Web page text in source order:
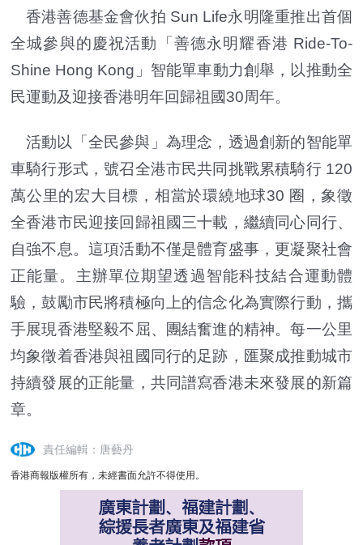
香港善德基金會伙拍 Sun Life永明隆重推出首個
全城參與的慶祝活動「善德永明耀香港 Ride-To-
Shine Hong Kong」智能單車動力創舉，以推動全
民運動及迎接香港明年回歸祖國30周年。
活動以「全民參與」為理念，透過創新的智能單
車騎行形式，號召全港市民共同挑戰累積騎行 120
萬公里的宏大目標，相當於環繞地球30 圈，象徵
全香港市民迎接回歸祖國三十載，繼續同心同行、
自強不息。這項活動不僅是體育盛事，更凝聚社會
正能量。主辦單位期望透過智能科技結合運動體
驗，鼓勵市民將積極向上的信念化為實際行動，攜
手展現香港堅毅不屈、團結奮進的精神。每一公里
均象徵着香港與祖國同行的足跡，匯聚成推動城市
持續發展的正能量，共同譜寫香港未來發展的新篇
章。
責任編輯：唐藝丹
香港商報版權所有，未經書面允許不得使用。